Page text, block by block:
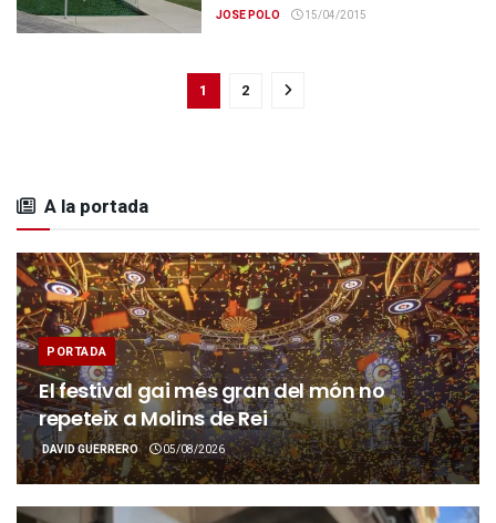
JOSE POLO 15/04/2015
1 2
A la portada
PORTADA
El festival gai més gran del món no
repeteix a Molins de Rei
DAVID GUERRERO 05/08/2026